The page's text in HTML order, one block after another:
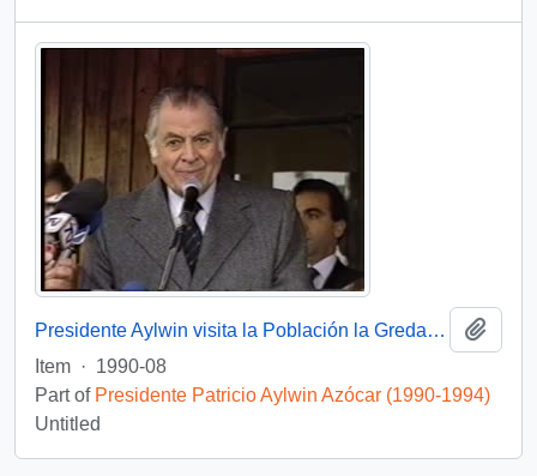
Presidente Aylwin visita la Población la Greda en gira VIII Región: video
Item · 1990-08
Part of Presidente Patricio Aylwin Azócar (1990-1994)
Untitled